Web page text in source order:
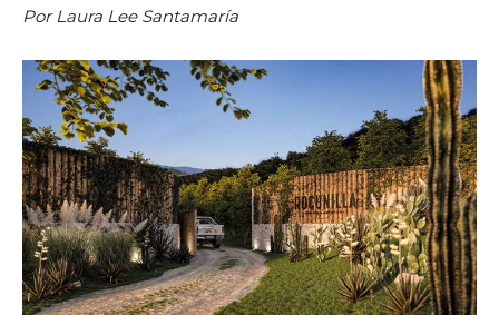
Por Laura Lee Santamaría